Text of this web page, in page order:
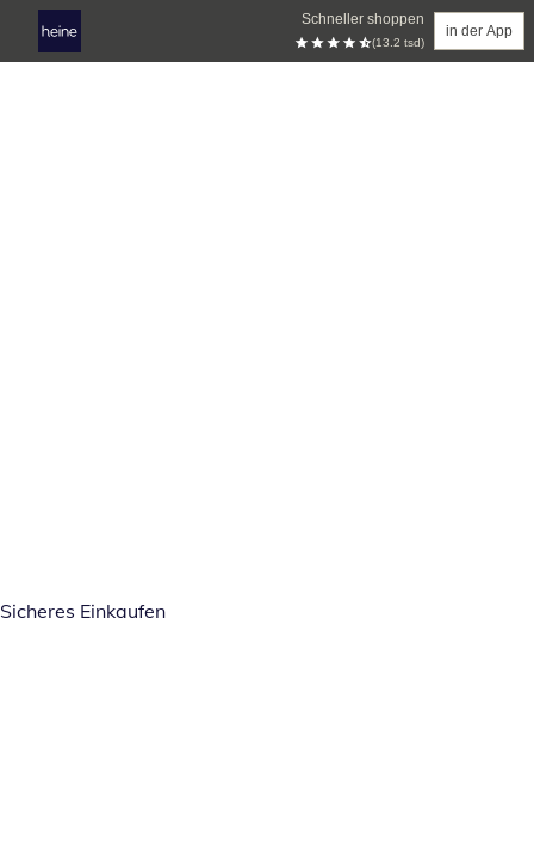
Schneller shoppen
(13.2 tsd)
in der App
Sicheres Einkaufen